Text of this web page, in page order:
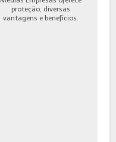
proteção, diversas
vantagens e benefícios.